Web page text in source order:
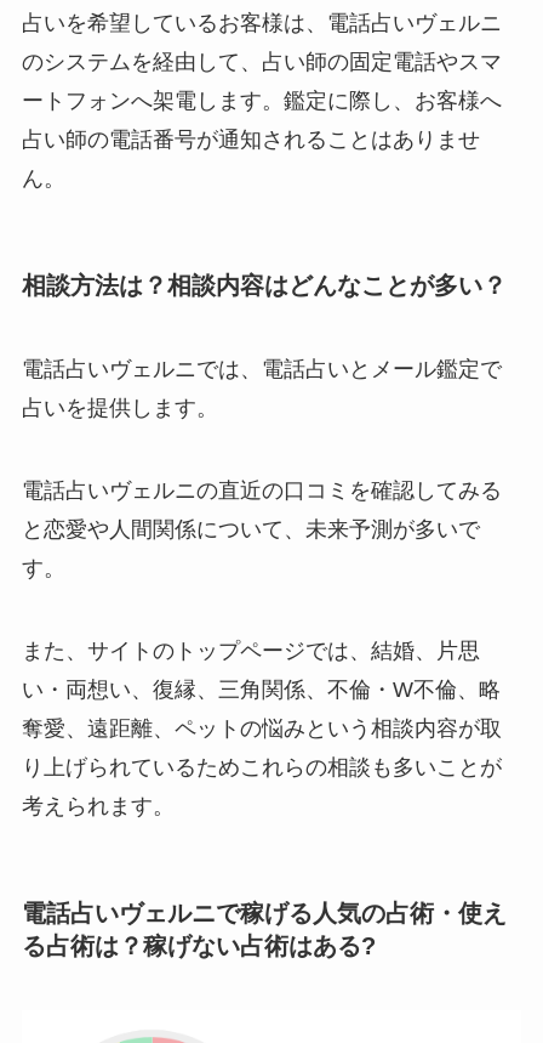
占いを希望しているお客様は、電話占いヴェルニ
のシステムを経由して、占い師の固定電話やスマ
ートフォンへ架電します。鑑定に際し、お客様へ
占い師の電話番号が通知されることはありませ
ん。
相談方法は？相談内容はどんなことが多い？
電話占いヴェルニでは、電話占いとメール鑑定で
占いを提供します。
電話占いヴェルニの直近の口コミを確認してみる
と恋愛や人間関係について、未来予測が多いで
す。
また、サイトのトップページでは、結婚、片思
い・両想い、復縁、三角関係、不倫・W不倫、略
奪愛、遠距離、ペットの悩みという相談内容が取
り上げられているためこれらの相談も多いことが
考えられます。
電話占いヴェルニで稼げる人気の占術・使え
る占術は？稼げない占術はある?